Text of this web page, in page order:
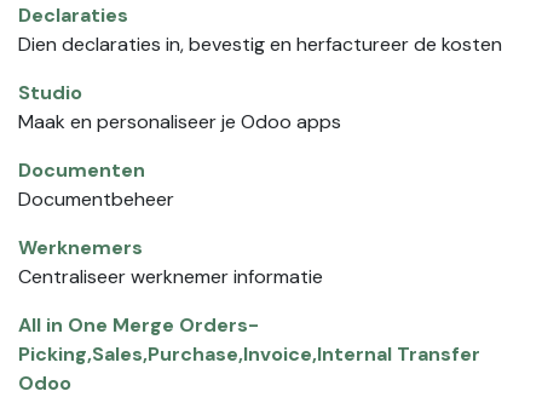
Declaraties
Dien declaraties in, bevestig en herfactureer de kosten
Studio
Maak en personaliseer je Odoo apps
Documenten
Documentbeheer
Werknemers
Centraliseer werknemer informatie
All in One Merge Orders-
Picking,Sales,Purchase,Invoice,Internal Transfer
Odoo